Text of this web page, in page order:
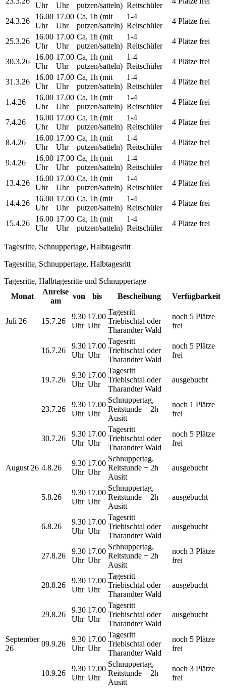
Uhr
Uhr
putzen/satteln) Reitschüler
24.3.26
16.00
Uhr
17.00
Uhr
Ca, 1h (mit
putzen/satteln)
1-4
Reitschüler
4 Plätze frei
25.3.26
16.00
Uhr
17.00
Uhr
Ca, 1h (mit
putzen/satteln)
1-4
Reitschüler
4 Plätze frei
30.3.26
16.00
Uhr
17.00
Uhr
Ca, 1h (mit
putzen/satteln)
1-4
Reitschüler
4 Plätze frei
31.3.26
16.00
Uhr
17.00
Uhr
Ca, 1h (mit
putzen/satteln)
1-4
Reitschüler
4 Plätze frei
1.4.26
16.00
Uhr
17.00
Uhr
Ca, 1h (mit
putzen/satteln)
1-4
Reitschüler
4 Plätze frei
7.4.26
16.00
Uhr
17.00
Uhr
Ca, 1h (mit
putzen/satteln)
1-4
Reitschüler
4 Plätze frei
8.4.26
16.00
Uhr
17.00
Uhr
Ca, 1h (mit
putzen/satteln)
1-4
Reitschüler
4 Plätze frei
9.4.26
16.00
Uhr
17.00
Uhr
Ca, 1h (mit
putzen/satteln)
1-4
Reitschüler
4 Plätze frei
13.4.26
16.00
Uhr
17.00
Uhr
Ca, 1h (mit
putzen/satteln)
1-4
Reitschüler
4 Plätze frei
14.4.26
16.00
Uhr
17.00
Uhr
Ca, 1h (mit
putzen/satteln)
1-4
Reitschüler
4 Plätze frei
15.4.26
16.00
Uhr
17.00
Uhr
Ca, 1h (mit
putzen/satteln)
1-4
Reitschüler
4 Plätze frei
Tagesritte, Schnuppertage, Halbtagesritt
Tagesritte, Schnuppertage, Halbtagesritt
Tagesritte, Halbtagesritte und Schnuppertage
Monat
Anreise
am
von bis Bescheibung Verfügbarkeit
Juli 26 15.7.26
9.30
Uhr
17.00
Uhr
Tagesritt
Triebischtal oder
Tharandter Wald
noch 5 Plätze
frei
16.7.26
9.30
Uhr
17.00
Uhr
Tagesritt
Triebischtal oder
Tharandter Wald
noch 5 Plätze
frei
19.7.26
9.30
Uhr
17.00
Uhr
Tagesritt
Triebischtal oder
Tharandter Wald
ausgebucht
23.7.26
9.30
Uhr
17.00
Uhr
Schnuppertag,
Reitstunde + 2h
Ausitt
noch 1 Plätze
frei
30.7.26
9.30
Uhr
17.00
Uhr
Tagesritt
Triebischtal oder
Tharandter Wald
noch 5 Plätze
frei
August 26 4.8.26
9.30
Uhr
17.00
Uhr
Schnuppertag,
Reitstunde + 2h
Ausitt
ausgebucht
5.8.26
9.30
Uhr
17.00
Uhr
Schnuppertag,
Reitstunde + 2h
Ausitt
ausgebucht
6.8.26
9.30
Uhr
17.00
Uhr
Tagesritt
Triebischtal oder
Tharandter Wald
ausgebucht
27.8.26
9.30
Uhr
17.00
Uhr
Schnuppertag,
Reitstunde + 2h
Ausitt
noch 3 Plätze
frei
28.8.26
9.30
Uhr
17.00
Uhr
Tagesritt
Triebischtal oder
Tharandter Wald
ausgebucht
29.8.26
9.30
Uhr
17.00
Uhr
Tagesritt
Triebischtal oder
Tharandter Wald
ausgebucht
September
26
09.9.26
9.30
Uhr
17.00
Uhr
Tagesritt
Triebischtal oder
Tharandter Wald
noch 5 Plätze
frei
10.9.26
9.30
Uhr
17.00
Uhr
Schnuppertag,
Reitstunde + 2h
Ausitt
noch 3 Plätze
frei